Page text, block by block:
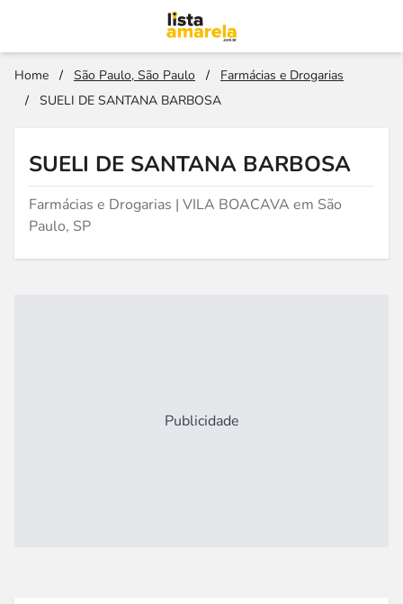
Home / São Paulo, São Paulo /
Farmácias e Drogarias
/
SUELI DE SANTANA BARBOSA
SUELI DE SANTANA BARBOSA
Farmácias e Drogarias | VILA BOACAVA em São
Paulo, SP
Publicidade